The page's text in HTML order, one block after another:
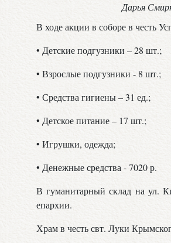
Дарья
В ходе акции в соборе в честь
• Детские подгузники – 28 шт.;
• Взрослые подгузники - 8 шт.;
• Средства гигиены – 31 ед.;
• Детское питание – 17 шт.;
• Игрушки, одежда;
• Денежные средства - 7020 р.
В гуманитарный склад на ул.
епархии.
Храм в честь свт. Луки